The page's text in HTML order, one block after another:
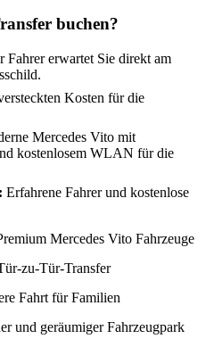
buchen?
Fahrer erwartet Sie direkt am
Kosten für die
Mercedes Vito mit
kostenlosem WLAN für die
Erfahrene Fahrer und kostenlose